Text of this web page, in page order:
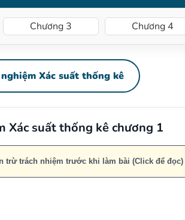
Chương 3 Chương 4
Xác suất thống kê
Xác suất thống kê chương 1
trừ trách nhiệm trước khi làm bài (Click để đọc)